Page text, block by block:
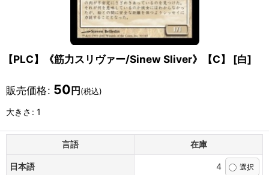
【PLC】《筋力スリヴァー/Sinew Sliver》【C】 [白]
販売価格: 50 円 (税込)
大きさ : 1
言語 在庫
日本語 4